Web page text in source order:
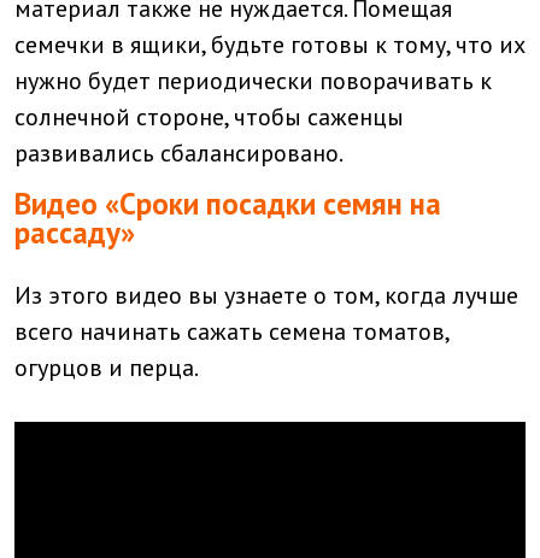
материал также не нуждается. Помещая
семечки в ящики, будьте готовы к тому, что их
нужно будет периодически поворачивать к
солнечной стороне, чтобы саженцы
развивались сбалансировано.
Видео «Сроки посадки семян на
рассаду»
Из этого видео вы узнаете о том, когда лучше
всего начинать сажать семена томатов,
огурцов и перца.